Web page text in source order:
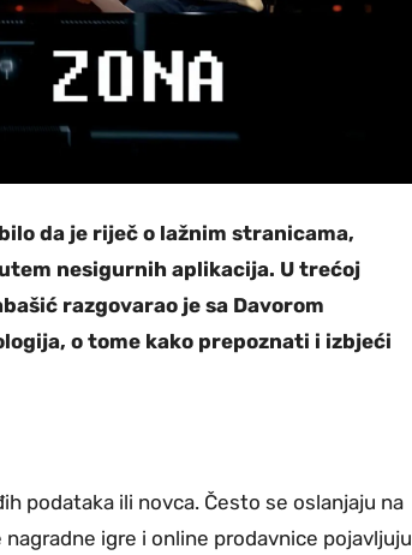
da je riječ o lažnim stranicama,
nesigurnih aplikacija. U trećoj
razgovarao je sa Davorom
o tome kako prepoznati i izbjeći
podataka ili novca. Često se oslanjaju na
igre i online prodavnice pojavljuju